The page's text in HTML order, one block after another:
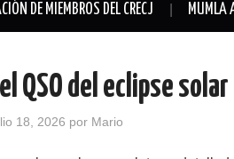
DE MIEMBROS DEL CRECJ MUMLA
QSO del eclipse solar
18, 2026 por Mario